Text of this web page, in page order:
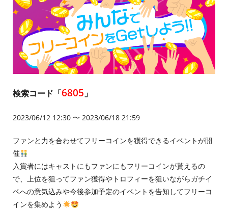
検索コード「6805 」
2023/06/12 12:30 〜 2023/06/18 21:59
ファンと力を合わせてフリーコインを獲得できるイベントが開
催
入賞者にはキャストにもファンにもフリーコインが貰えるの
で、上位を狙ってファン獲得やトロフィーを狙いながらガチイ
ベへの意気込みや今後参加予定のイベントを告知してフリーコ
インを集めよう